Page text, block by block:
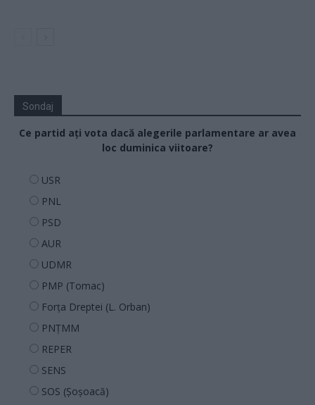
Sondaj
Ce partid ați vota dacă alegerile parlamentare ar avea
loc duminica viitoare?
USR
PNL
PSD
AUR
UDMR
PMP (Tomac)
Forța Dreptei (L. Orban)
PNȚMM
REPER
SENS
SOS (Șoșoacă)